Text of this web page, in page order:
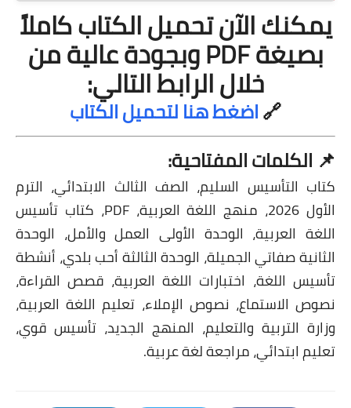
يمكنك الآن تحميل الكتاب كاملاً
بصيغة PDF وبجودة عالية من
خلال الرابط التالي:
🔗اضغط هنا لتحميل الكتاب
📌 الكلمات المفتاحية:
كتاب التأسيس السليم، الصف الثالث الابتدائي، الترم
الأول 2026، منهج اللغة العربية، PDF، كتاب تأسيس
اللغة العربية، الوحدة الأولى العمل والأمل، الوحدة
الثانية صفاتي الجميلة، الوحدة الثالثة أحب بلدي، أنشطة
تأسيس اللغة، اختبارات اللغة العربية، قصص القراءة،
نصوص الاستماع، نصوص الإملاء، تعليم اللغة العربية،
وزارة التربية والتعليم، المنهج الجديد، تأسيس قوي،
تعليم ابتدائي، مراجعة لغة عربية.